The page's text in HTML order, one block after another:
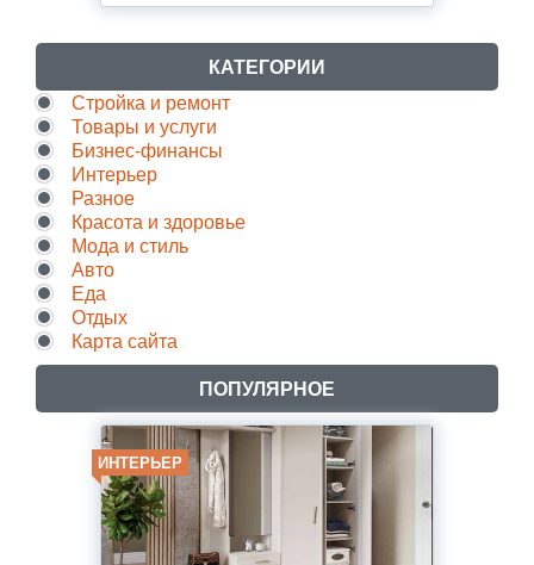
КАТЕГОРИИ
Стройка и ремонт
Товары и услуги
Бизнес-финансы
Интерьер
Разное
Красота и здоровье
Мода и стиль
Авто
Еда
Отдых
Карта сайта
ПОПУЛЯРНОЕ
ИНТЕРЬЕР